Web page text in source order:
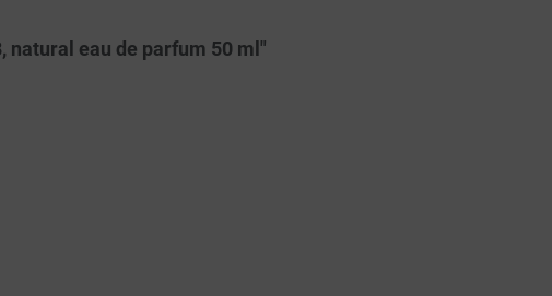
natural eau de parfum 50 ml"